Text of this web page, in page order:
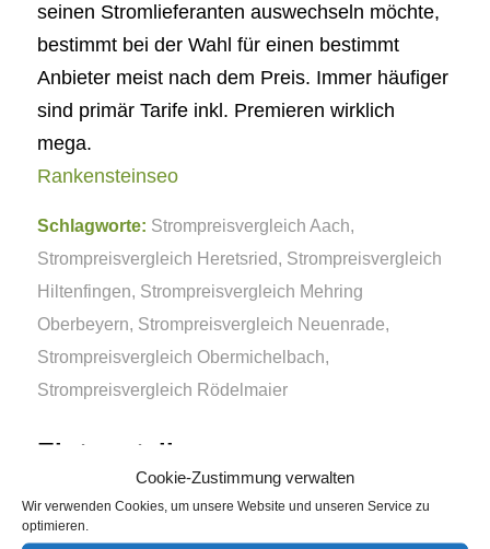
Cookie-Zustimmung verwalten
Wir verwenden Cookies, um unsere Website und unseren Service zu
optimieren.
seinen Stromlieferanten auswechseln möchte,
bestimmt bei der Wahl für einen bestimmt
Anbieter meist nach dem Preis. Immer häufiger
sind primär Tarife inkl. Premieren wirklich
mega.
Rankensteinseo
Schlagworte: Strompreisvergleich Aach,
Strompreisvergleich Heretsried, Strompreisvergleich
Hiltenfingen, Strompreisvergleich Mehring
Oberbeyern, Strompreisvergleich Neuenrade,
Strompreisvergleich Obermichelbach,
Strompreisvergleich Rödelmaier
Eintrag teilen